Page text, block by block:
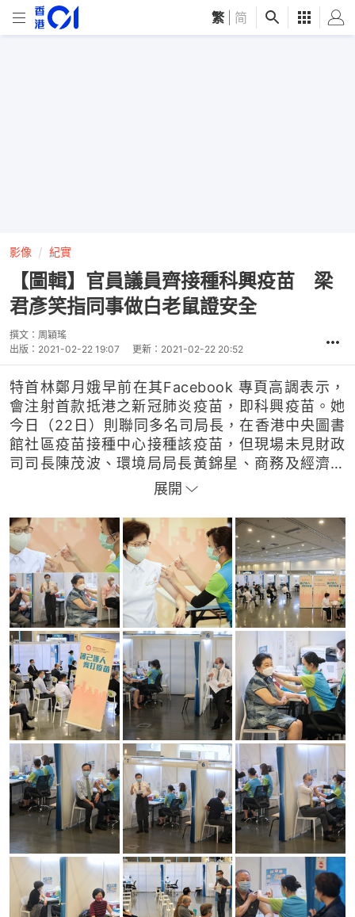
繁 简
影像 紀實
【圖輯】官員議員齊接種科興疫苗 梁
君彥笑指同事做白老鼠證安全
撰文： 周穎瑤
出版： 2021-02-22 19:07 更新： 2021-02-22 20:52
特首林鄭月娥早前在其Facebook 專頁高調表示，
會注射首款抵港之新冠肺炎疫苗，即科興疫苗。她
今日（22日）則聯同多名司局長，在香港中央圖書
館社區疫苗接種中心接種該疫苗，但現場未見財政
司司長陳茂波、環境局局長黃錦星、商務及經濟發
展局局長邱騰華身影。林鄭接種疫苗後表示「感覺
應。
多位行政會議成員及立法會議員，亦隨後到來接種
科興疫苗。立法會主席梁君彥笑言議員作為義勇軍
或白老鼠打第一針，證明疫苗安全，著大家為自
己、家人及香港接種疫苗，令經濟復甦及盡快通
關。接種疫苗期間，個別立法會議員心情高漲，有
議員忙於為正在打針的同事拍照留念。
攝影：李澤彤
圖片編輯：周穎瑤
展開